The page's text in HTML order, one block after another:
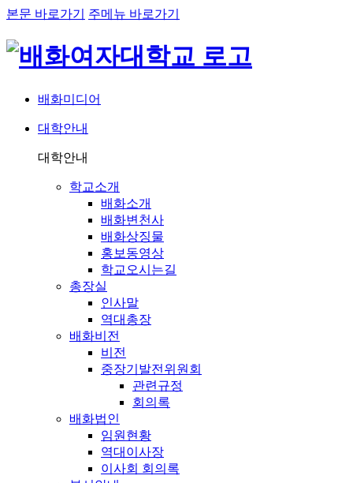
본문 바로가기 주메뉴 바로가기
배화미디어
네비게이션
대학안내
대학안내
학교소개
배화소개
배화변천사
배화상징물
홍보동영상
학교오시는길
총장실
인사말
역대총장
배화비전
비전
중장기발전위원회
관련규정
회의록
배화법인
임원현황
역대이사장
이사회 회의록